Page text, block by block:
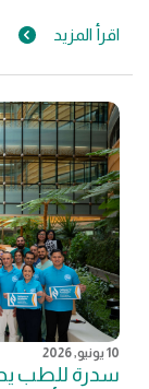
اقرأ المزيد
10 يونيو, 2026
سدرة للطب